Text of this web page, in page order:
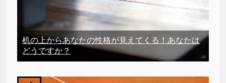
机の上からあなたの性格が見えてくる！あなたは
どうですか？